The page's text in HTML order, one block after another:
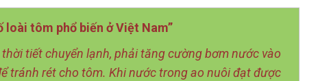
loài tôm phổ biến ở Việt Nam”
thời tiết chuyển lạnh, phải tăng cường bơm nước vào
tránh rét cho tôm. Khi nước trong ao nuôi đạt được